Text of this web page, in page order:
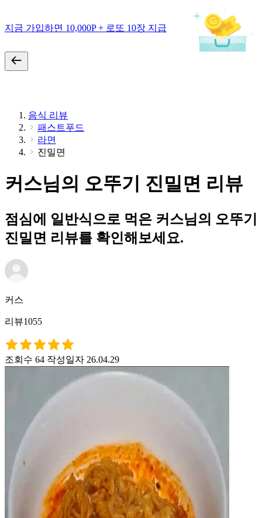
지금 가입하면 10,000P + 로또 10장 지급
음식 리뷰
패스트푸드
라면
진밀면
커스님의 오뚜기 진밀면 리뷰
점심에 일반식으로 먹은 커스님의 오뚜기
진밀면 리뷰를 확인해보세요.
커스
리뷰1055
조회수 64 작성일자 26.04.29